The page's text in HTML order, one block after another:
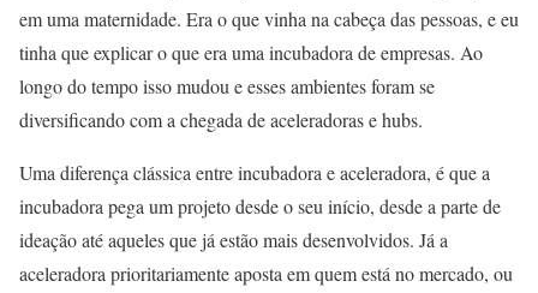
em uma maternidade. Era o que vinha na cabeça das pessoas, e eu
tinha que explicar o que era uma incubadora de empresas. Ao
longo do tempo isso mudou e esses ambientes foram se
diversificando com a chegada de aceleradoras e hubs.
Uma diferença clássica entre incubadora e aceleradora, é que a
incubadora pega um projeto desde o seu início, desde a parte de
ideação até aqueles que já estão mais desenvolvidos. Já a
aceleradora prioritariamente aposta em quem está no mercado, ou